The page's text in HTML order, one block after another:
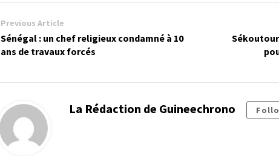
Previous Article
Sénégal : un chef religieux condamné à 10
ans de travaux forcés
La Rédaction de Guineechrono